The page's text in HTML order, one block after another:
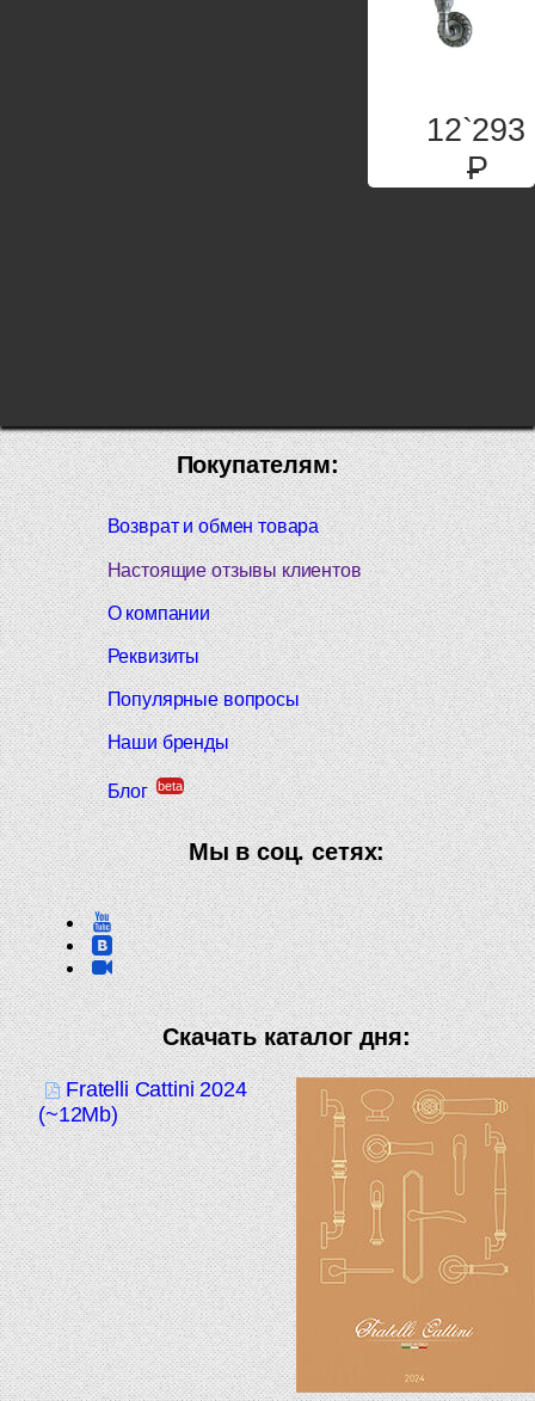
12`293
P
Покупателям:
Возврат и обмен товара
Настоящие отзывы клиентов
О компании
Реквизиты
Популярные вопросы
Наши бренды
Блог beta
Мы в соц. сетях:
Скачать каталог дня:
Fratelli Cattini 2024
(~12Mb)